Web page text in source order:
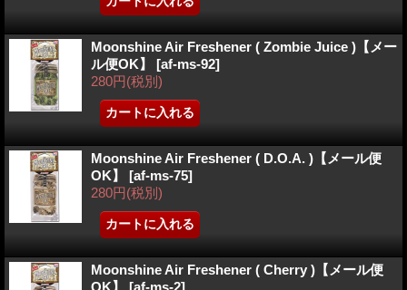
Moonshine Air Freshener ( Zombie Juice )【メー
ル便OK】 [af-ms-92]
280円(税別)
Moonshine Air Freshener ( D.O.A. )【メール便
OK】 [af-ms-75]
280円(税別)
Moonshine Air Freshener ( Cherry )【メール便
OK】 [af-ms-2]